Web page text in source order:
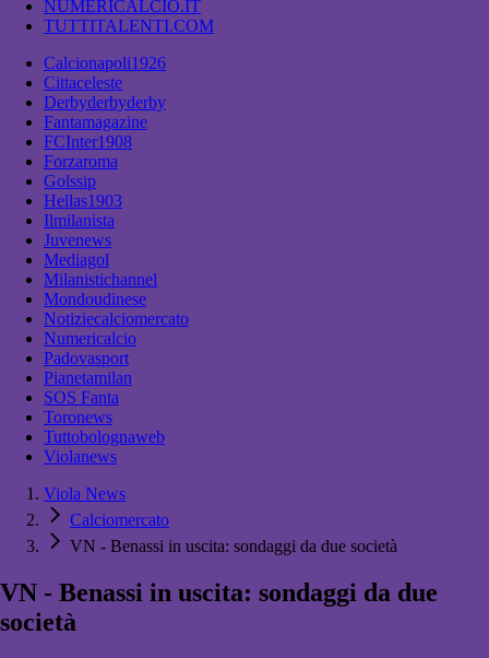
NUMERICALCIO.IT
TUTTITALENTI.COM
Calcionapoli1926
Cittaceleste
Derbyderbyderby
Fantamagazine
FCInter1908
Forzaroma
Golssip
Hellas1903
Ilmilanista
Juvenews
Mediagol
Milanistichannel
Mondoudinese
Notiziecalciomercato
Numericalcio
Padovasport
Pianetamilan
SOS Fanta
Toronews
Tuttobolognaweb
Violanews
Viola News
Calciomercato
VN - Benassi in uscita: sondaggi da due società
VN - Benassi in uscita: sondaggi da due
società